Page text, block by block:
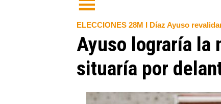
ELECCIONES 28M I Díaz Ayuso
Ayuso lograría la
situaría por